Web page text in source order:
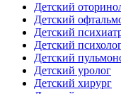
Детский
Детский
Детский
Детский
Детский
Детский уролог
Детский хирург